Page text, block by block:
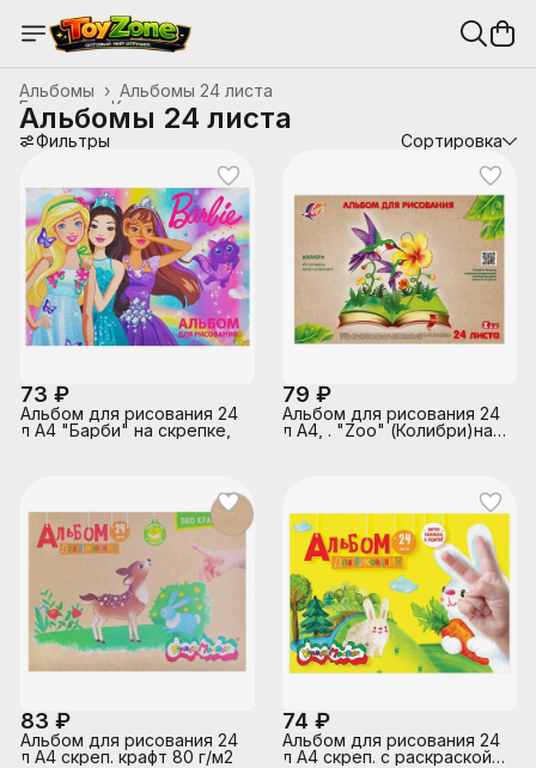
Альбомы 24 листа
Альбомы ›
Канцтовары, школьные принадлежности
Главная
Альбомы 24 листа
Фильтры Сортировка
73 ₽
Альбом для рисования 24
л А4 "Барби" на скрепке,
79 ₽
Альбом для рисования 24
л А4, . "Zoo" (Колибри)на
83 ₽
Альбом для рисования 24
л А4 скреп. крафт 80 г/м2
74 ₽
Альбом для рисования 24
л А4 скреп. с раскраской,